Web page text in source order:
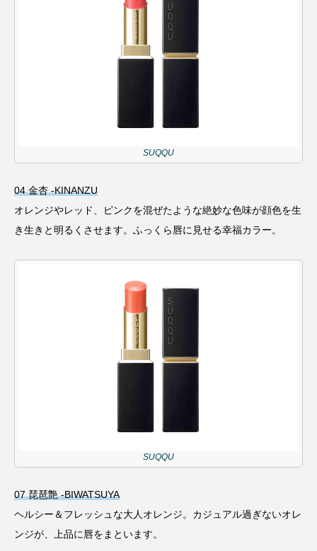
SUQQU
04 金杏 -KINANZU
オレンジやレッド、ピンクを混ぜたような絶妙な色味が顔色を生
き生きと明るくさせます。ふっくら唇に見せる幸福カラー。
SUQQU
07 琵琶艶 -BIWATSUYA
ヘルシー＆フレッシュな大人オレンジ。カジュアル過ぎないオレ
ンジが、上品に唇をまといます。